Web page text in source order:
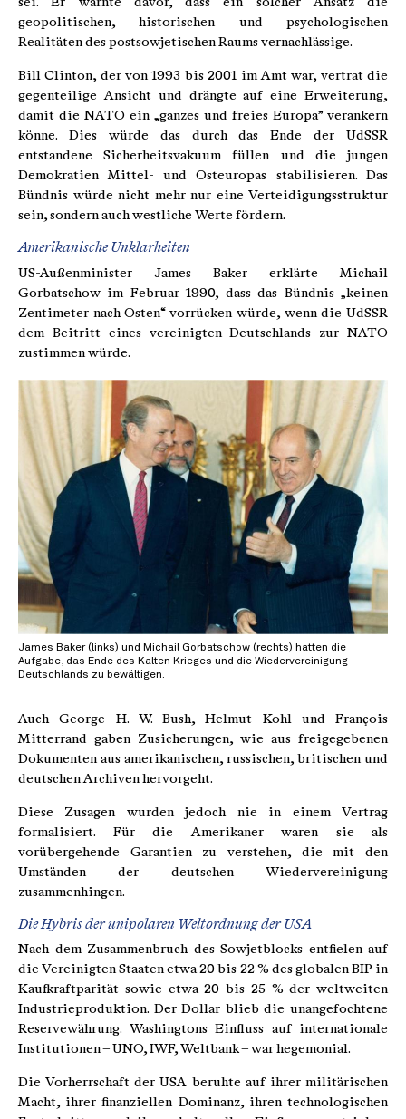
geopolitischen, historischen und psychologischen
Realitäten des postsowjetischen Raums vernachlässige.
Bill Clinton, der von 1993 bis 2001 im Amt war, vertrat die
gegenteilige Ansicht und drängte auf eine Erweiterung,
damit die NATO ein „ganzes und freies Europa” verankern
könne. Dies würde das durch das Ende der UdSSR
entstandene Sicherheitsvakuum füllen und die jungen
Demokratien Mittel- und Osteuropas stabilisieren. Das
Bündnis würde nicht mehr nur eine Verteidigungsstruktur
sein, sondern auch westliche Werte fördern.
Amerikanische Unklarheiten
US-Außenminister James Baker erklärte Michail
Gorbatschow im Februar 1990, dass das Bündnis „keinen
Zentimeter nach Osten“ vorrücken würde, wenn die UdSSR
dem Beitritt eines vereinigten Deutschlands zur NATO
zustimmen würde.
James Baker (links) und Michail Gorbatschow (rechts) hatten die
Aufgabe, das Ende des Kalten Krieges und die Wiedervereinigung
Deutschlands zu bewältigen.
Auch George H. W. Bush, Helmut Kohl und François
Mitterrand gaben Zusicherungen, wie aus freigegebenen
Dokumenten aus amerikanischen, russischen, britischen und
deutschen Archiven hervorgeht.
Diese Zusagen wurden jedoch nie in einem Vertrag
formalisiert. Für die Amerikaner waren sie als
vorübergehende Garantien zu verstehen, die mit den
Umständen der deutschen Wiedervereinigung
zusammenhingen.
Die Hybris der unipolaren Weltordnung der USA
Nach dem Zusammenbruch des Sowjetblocks entfielen auf
die Vereinigten Staaten etwa 20 bis 22 % des globalen BIP in
Kaufkraftparität sowie etwa 20 bis 25 % der weltweiten
Industrieproduktion. Der Dollar blieb die unangefochtene
Reservewährung. Washingtons Einfluss auf internationale
Institutionen – UNO, IWF, Weltbank – war hegemonial.
Die Vorherrschaft der USA beruhte auf ihrer militärischen
Macht, ihrer finanziellen Dominanz, ihren technologischen